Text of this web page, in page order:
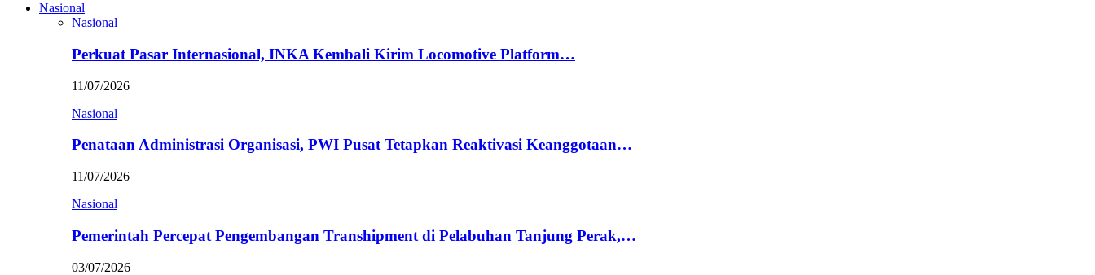
Nasional
Nasional
Perkuat Pasar Internasional, INKA Kembali Kirim Locomotive Platform…
11/07/2026
Nasional
Penataan Administrasi Organisasi, PWI Pusat Tetapkan Reaktivasi Keanggotaan…
11/07/2026
Nasional
Pemerintah Percepat Pengembangan Transhipment di Pelabuhan Tanjung Perak,…
03/07/2026